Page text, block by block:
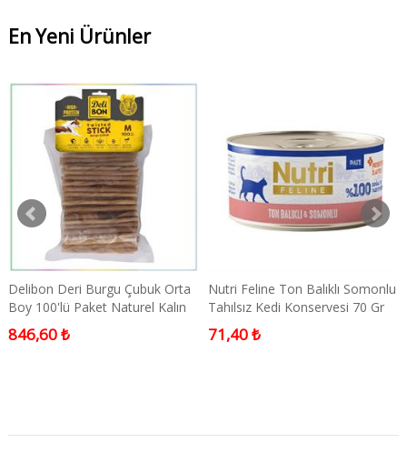
En Yeni Ürünler
Delibon Deri Burgu Çubuk Orta
Boy 100'lü Paket Naturel Kalın
846,60 ₺
Nutri Feline Ton Balıklı Somonlu
Tahılsız Kedi Konservesi 70 Gr
71,40 ₺